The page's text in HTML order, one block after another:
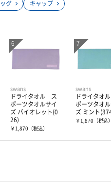
グ キャップ
swans
ドライタオル ス
ポーツタオルサイ
ズ バイオレット(0
26)
￥1,870 （税込）
swans
ドライタオ
ポーツタオル
ズ ミント
￥1,870 （税込）